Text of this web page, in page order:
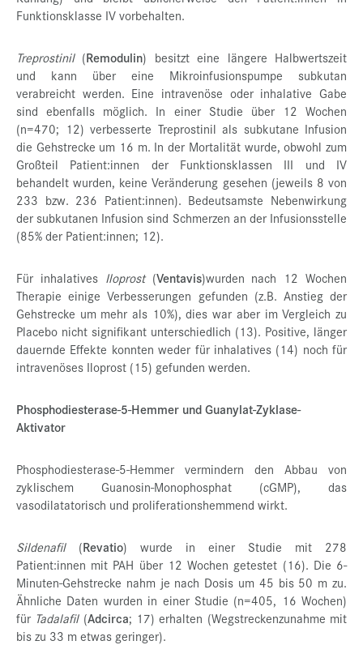
Funktionsklasse IV vorbehalten.
Treprostinil(Remodulin) besitzt eine längere Halbwertszeit
und kann über eine Mikroinfusionspumpe subkutan
verabreicht werden. Eine intravenöse oder inhalative Gabe
sind ebenfalls möglich. In einer Studie über 12 Wochen
(n=470; 12) verbesserte Treprostinil als subkutane Infusion
die Gehstrecke um 16 m. In der Mortalität wurde, obwohl zum
Großteil Patient:innen der Funktionsklassen III und IV
behandelt wurden, keine Veränderung gesehen (jeweils 8 von
233 bzw. 236 Patient:innen). Bedeutsamste Nebenwirkung
der subkutanen Infusion sind Schmerzen an der Infusionsstelle
(85% der Patient:innen; 12).
Für inhalatives Iloprost (Ventavis)wurden nach 12 Wochen
Therapie einige Verbesserungen gefunden (z.B. Anstieg der
Gehstrecke um mehr als 10%), dies war aber im Vergleich zu
Placebo nicht signifikant unterschiedlich (13). Positive, länger
dauernde Effekte konnten weder für inhalatives (14) noch für
intravenöses Iloprost (15) gefunden werden.
Phosphodiesterase-5-Hemmer und Guanylat-Zyklase-
Aktivator
Phosphodiesterase-5-Hemmer vermindern den Abbau von
zyklischem Guanosin-Monophosphat (cGMP), das
vasodilatatorisch und proliferationshemmend wirkt.
Sildenafil (Revatio) wurde in einer Studie mit 278
Patient:innen mit PAH über 12 Wochen getestet (16). Die 6-
Minuten-Gehstrecke nahm je nach Dosis um 45 bis 50 m zu.
Ähnliche Daten wurden in einer Studie (n=405, 16 Wochen)
für Tadalafil (Adcirca; 17) erhalten (Wegstreckenzunahme mit
bis zu 33 m etwas geringer).